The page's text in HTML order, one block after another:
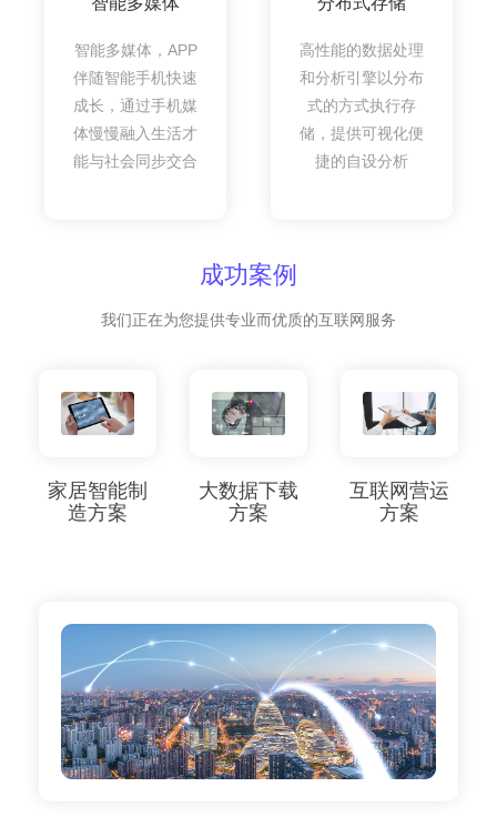
智能多媒体，APP
伴随智能手机快速
成长，通过手机媒
体慢慢融入生活才
能与社会同步交合
高性能的数据处理
和分析引擎以分布
式的方式执行存
储，提供可视化便
捷的自设分析
成功案例
我们正在为您提供专业而优质的互联网服务
家居智能制
造方案
大数据下载
方案
互联网营运
方案